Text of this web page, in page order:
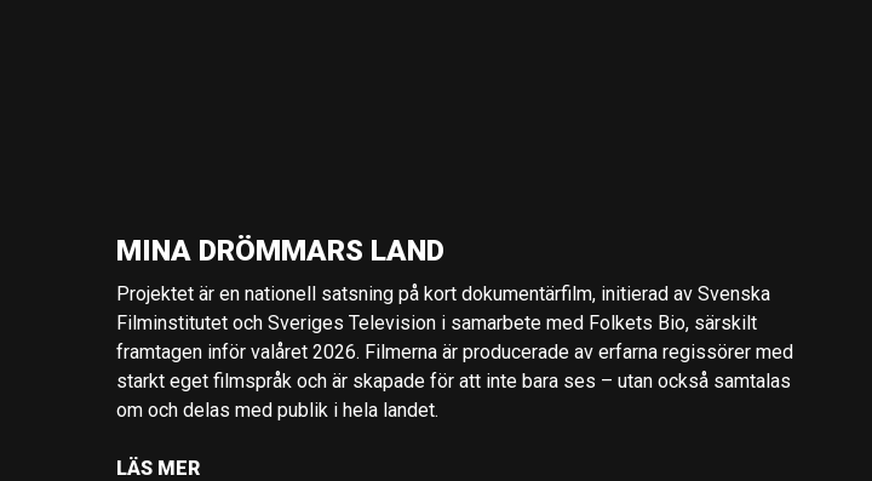
MINA DRÖMMARS LAND
Projektet är en nationell satsning på kort dokumentärfilm, initierad av Svenska
Filminstitutet och Sveriges Television i samarbete med Folkets Bio, särskilt
framtagen inför valåret 2026. Filmerna är producerade av erfarna regissörer med
starkt eget filmspråk och är skapade för att inte bara ses – utan också samtalas
om och delas med publik i hela landet.
LÄS MER